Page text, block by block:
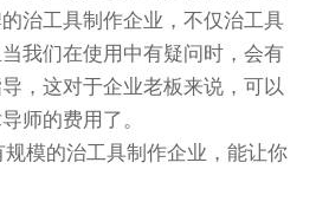
治工具制作企业，不仅治工具
我们在使用中有疑问时，会有
，这对于企业老板来说，可以
师的费用了。
模的治工具制作企业，能让你